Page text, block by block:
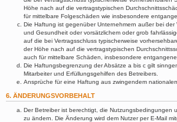
Höhe nach auf die vertragstypischen
für mittelbare Folgeschäden wie insbesondere
Die Haftung ist gegenüber Unternehmern außer bei
und Gesundheit oder vorsätzlichem oder grob
auf die bei Vertragsschluss typischerweise
der Höhe nach auf die vertragstypischen
auch für mittelbare Schäden, insbesondere
Die Haftungsbegrenzung der Absätze a bis c gilt
Mitarbeiter und Erfüllungsgehilfen des Betreibers.
Ansprüche für eine Haftung aus zwingendem
6. ÄNDERUNGSVORBEHALT
Der Betreiber ist berechtigt, die Nutzungsbedingungen
zu ändern. Die Änderung wird dem Nutzer per E-Mail